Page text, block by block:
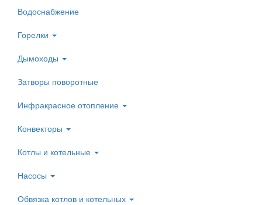
Водоснабжение
Горелки
Дымоходы
Затворы поворотные
Инфракрасное отопление
Конвекторы
Котлы и котельные
Насосы
Обвязка котлов и котельных